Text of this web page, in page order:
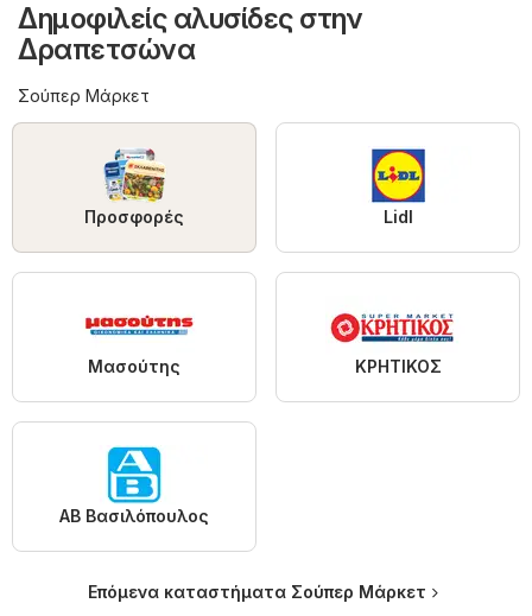
Δημοφιλείς αλυσίδες στην
Δραπετσώνα
Σούπερ Μάρκετ
Προσφορές Lidl
Μασούτης ΚΡΗΤΙΚΟΣ
ΑΒ Βασιλόπουλος
Επόμενα καταστήματα Σούπερ Μάρκετ